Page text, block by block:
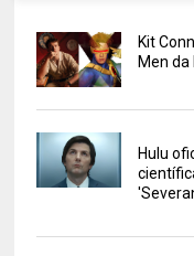
Kit
Men
Hulu